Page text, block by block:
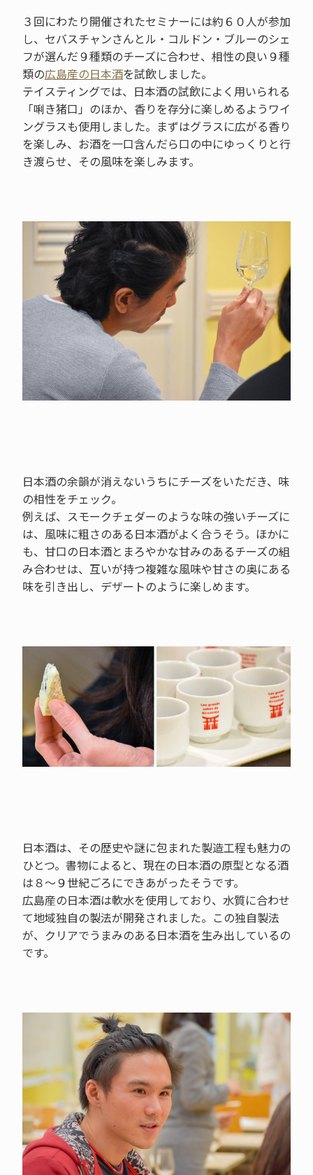
３回にわたり開催されたセミナーには約６０人が参加
し、セバスチャンさんとル・コルドン・ブルーのシェ
フが選んだ９種類のチーズに合わせ、相性の良い９種
類の広島産の日本酒を試飲しました。
テイスティングでは、日本酒の試飲によく用いられる
「唎き猪口」のほか、香りを存分に楽しめるようワイ
ングラスも使用しました。まずはグラスに広がる香り
を楽しみ、お酒を一口含んだら口の中にゆっくりと行
き渡らせ、その風味を楽しみます。
日本酒の余韻が消えないうちにチーズをいただき、味
の相性をチェック。
例えば、スモークチェダーのような味の強いチーズに
は、風味に粗さのある日本酒がよく合うそう。ほかに
も、甘口の日本酒とまろやかな甘みのあるチーズの組
み合わせは、互いが持つ複雑な風味や甘さの奥にある
味を引き出し、デザートのように楽しめます。
日本酒は、その歴史や謎に包まれた製造工程も魅力の
ひとつ。書物によると、現在の日本酒の原型となる酒
は８～９世紀ごろにできあがったそうです。
広島産の日本酒は軟水を使用しており、水質に合わせ
て地域独自の製法が開発されました。この独自製法
が、クリアでうまみのある日本酒を生み出しているの
です。